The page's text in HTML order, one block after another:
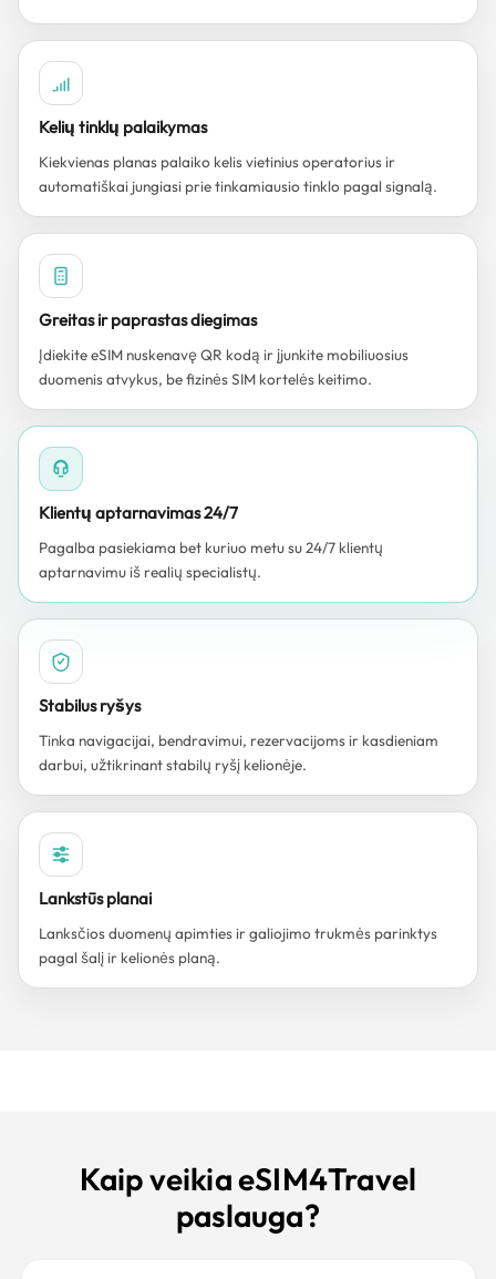
Kelių tinklų palaikymas
Kiekvienas planas palaiko kelis vietinius operatorius ir
automatiškai jungiasi prie tinkamiausio tinklo pagal signalą.
Greitas ir paprastas diegimas
Įdiekite eSIM nuskenavę QR kodą ir įjunkite mobiliuosius
duomenis atvykus, be fizinės SIM kortelės keitimo.
Klientų aptarnavimas 24/7
Pagalba pasiekiama bet kuriuo metu su 24/7 klientų
aptarnavimu iš realių specialistų.
Stabilus ryšys
Tinka navigacijai, bendravimui, rezervacijoms ir kasdieniam
darbui, užtikrinant stabilų ryšį kelionėje.
Lankstūs planai
Lanksčios duomenų apimties ir galiojimo trukmės parinktys
pagal šalį ir kelionės planą.
Kaip veikia eSIM4Travel
paslauga?